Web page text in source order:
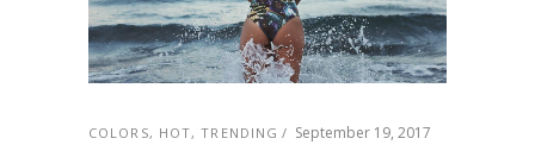
COLORS, HOT,TRENDING September 19, 2017